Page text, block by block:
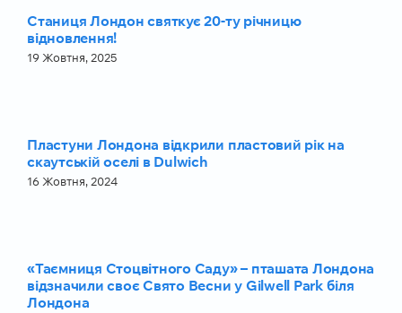
Станиця Лондон святкує 20-ту річницю
відновлення!
19 Жовтня, 2025
Пластуни Лондона відкрили пластовий рік на
скаутській оселі в Dulwich
16 Жовтня, 2024
«Таємниця Стоцвітного Саду» – пташата Лондона
відзначили своє Свято Весни у Gilwell Park біля
Лондона